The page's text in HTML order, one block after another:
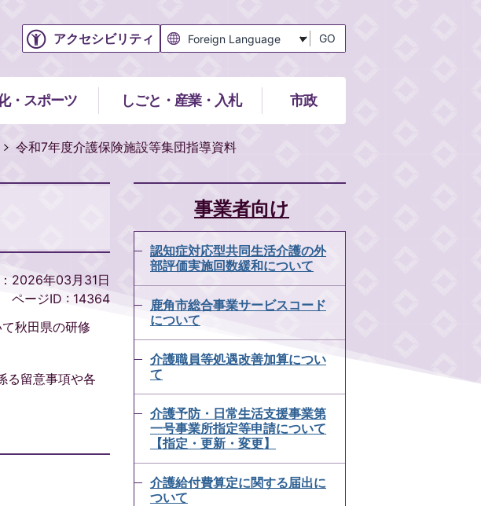
アクセシビリティ GO
・スポーツ しごと・産業・入札 市政
令和7年度介護保険施設等集団指導資料
2026年03月31日
ページID : 14364
秋田県の研修
る留意事項や各
事業者向け
認知症対応型共同生活介護の外
部評価実施回数緩和について
鹿角市総合事業サービスコード
について
介護職員等処遇改善加算につい
て
介護予防・日常生活支援事業第
一号事業所指定等申請について
【指定・更新・変更】
介護給付費算定に関する届出に
ついて